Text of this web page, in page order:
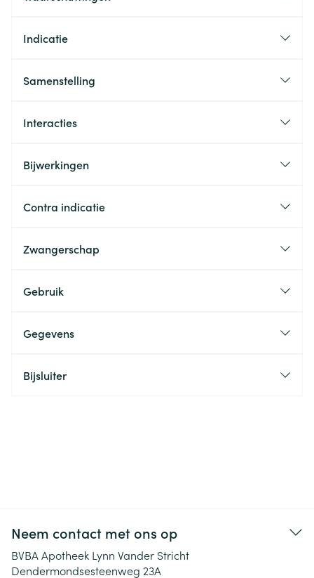
Indicatie
Samenstelling
Interacties
Bijwerkingen
Contra indicatie
Zwangerschap
Gebruik
Gegevens
Bijsluiter
Neem contact met ons op
BVBA Apotheek Lynn Vander Stricht
Dendermondsesteenweg 23A